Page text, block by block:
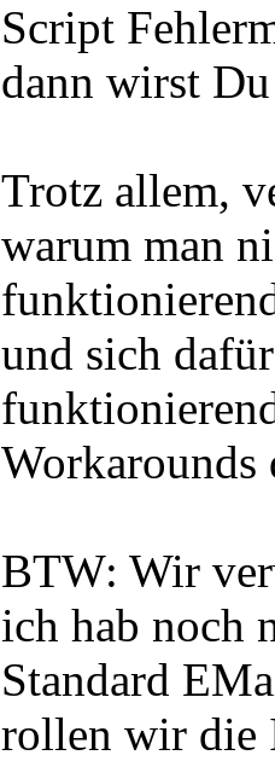
Script
dann wirst
Trotz allem,
warum man
und sich
Workarounds
BTW: Wir
ich hab noch
Standard
rollen wir die